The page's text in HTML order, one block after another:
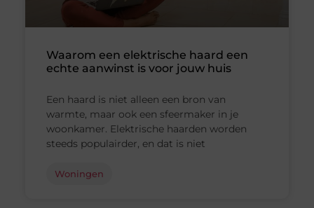
Waarom een elektrische haard een
echte aanwinst is voor jouw huis
Een haard is niet alleen een bron van
warmte, maar ook een sfeermaker in je
woonkamer. Elektrische haarden worden
steeds populairder, en dat is niet
Woningen